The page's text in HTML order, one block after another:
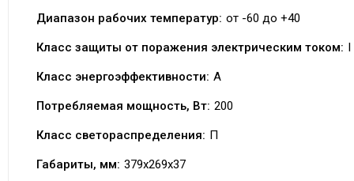
Диапазон рабочих температур: от -60 до +40
Класс защиты от поражения электрическим током: I
Класс энергоэффективности: А
Потребляемая мощность, Вт: 200
Класс светораспределения: П
Габариты, мм: 379х269х37